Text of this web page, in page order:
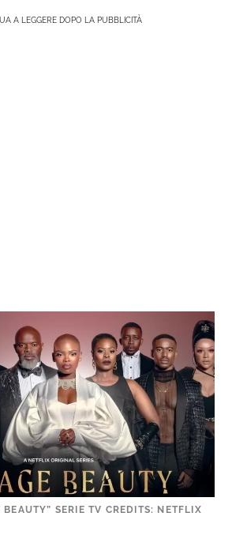
A LEGGERE DOPO LA PUBBLICITÀ
BEAUTY” SERIE TV CREDITS: NETFLIX